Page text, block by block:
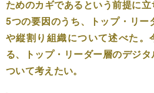
ためのカギであるという前提に
5つの要因のうち、トップ・リー
や縦割り組織について述べた
る、トップ・リーダー層のデジ
ついて考えたい。